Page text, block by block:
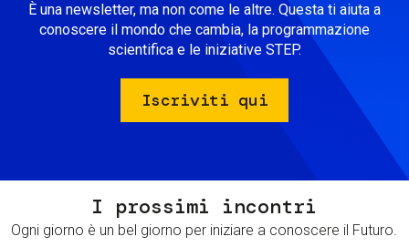
È una newsletter, ma non come le altre. Questa ti aiuta a
conoscere il mondo che cambia, la programmazione
scientifica e le iniziative STEP.
Iscriviti qui
I prossimi incontri
Ogni giorno è un bel giorno per iniziare a conoscere il Futuro.